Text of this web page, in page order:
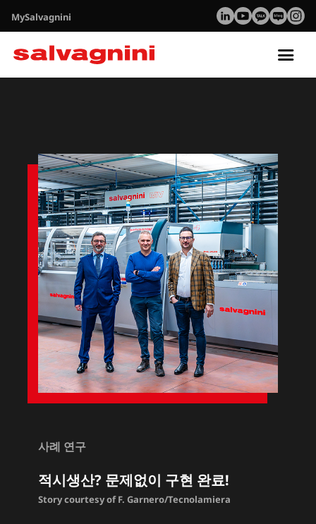
MySalvagnini
사례 연구
적시생산? 문제없이 구현 완료!
Story courtesy of F. Garnero/Tecnolamiera